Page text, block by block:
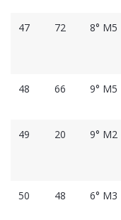
47 72 8° M5
48 66 9° M5
49 20 9° M2
50 48 6° M3